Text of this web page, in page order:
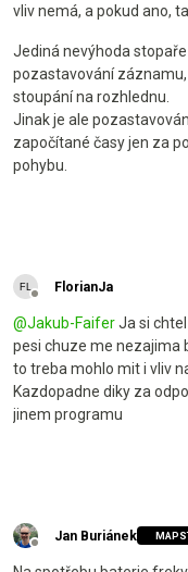
vliv nemá, a pokud ano,
Jediná nevýhoda
pozastavování
stoupání na rozhlednu.
Jinak je ale
započítané časy jen za
pohybu.
Offline
FlorianJa
@Jakub-FaiferJa si
pesi chuze me nezajima
to treba mohlo mit i vliv
Kazdopadne diky za
jinem programu
Offline
Jan Buriánek